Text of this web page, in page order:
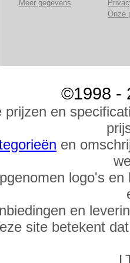
Meer gegevens
Onze
©1998 -
prijzen en
en
logo's
en
site betekent